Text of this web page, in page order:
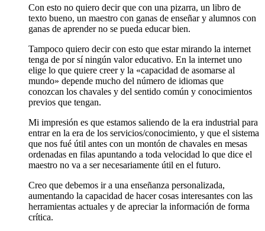
Con esto no quiero decir que con una pizarra, un libro de
texto bueno, un maestro con ganas de enseñar y alumnos con
ganas de aprender no se pueda educar bien.
Tampoco quiero decir con esto que estar mirando la internet
tenga de por sí ningún valor educativo. En la internet uno
elige lo que quiere creer y la «capacidad de asomarse al
mundo» depende mucho del número de idiomas que
conozcan los chavales y del sentido común y conocimientos
previos que tengan.
Mi impresión es que estamos saliendo de la era industrial para
entrar en la era de los servicios/conocimiento, y que el sistema
que nos fué útil antes con un montón de chavales en mesas
ordenadas en filas apuntando a toda velocidad lo que dice el
maestro no va a ser necesariamente útil en el futuro.
Creo que debemos ir a una enseñanza personalizada,
aumentando la capacidad de hacer cosas interesantes con las
herramientas actuales y de apreciar la información de forma
crítica.